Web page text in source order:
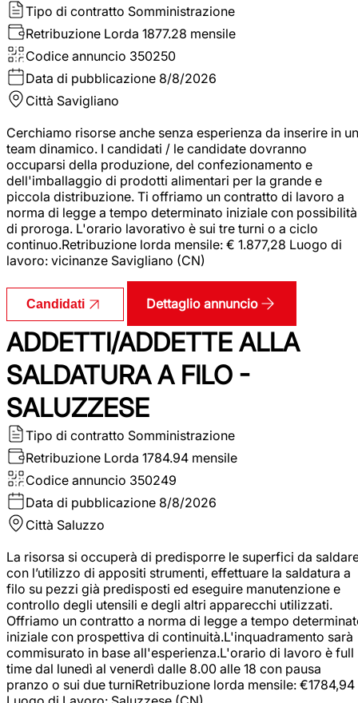
Tipo di contratto Somministrazione
Retribuzione Lorda 1877.28 mensile
Codice annuncio 350250
Data di pubblicazione 8/8/2026
Città Savigliano
Cerchiamo risorse anche senza esperienza da inserire in un
team dinamico. I candidati / le candidate dovranno
occuparsi della produzione, del confezionamento e
dell'imballaggio di prodotti alimentari per la grande e
piccola distribuzione. Ti offriamo un contratto di lavoro a
norma di legge a tempo determinato iniziale con possibilità
di proroga. L'orario lavorativo è sui tre turni o a ciclo
continuo.Retribuzione lorda mensile: € 1.877,28 Luogo di
lavoro: vicinanze Savigliano (CN)
Candidati Dettaglio annuncio
ADDETTI/ADDETTE ALLA
SALDATURA A FILO -
SALUZZESE
Tipo di contratto Somministrazione
Retribuzione Lorda 1784.94 mensile
Codice annuncio 350249
Data di pubblicazione 8/8/2026
Città Saluzzo
La risorsa si occuperà di predisporre le superfici da
con l’utilizzo di appositi strumenti, effettuare la saldatura a
filo su pezzi già predisposti ed eseguire manutenzione e
controllo degli utensili e degli altri apparecchi utilizzati.
Offriamo un contratto a norma di legge a tempo
iniziale con prospettiva di continuità.L'inquadramento sarà
commisurato in base all'esperienza.L'orario di lavoro è full
time dal lunedì al venerdì dalle 8.00 alle 18 con pausa
pranzo o sui due turniRetribuzione lorda mensile: €1784,94